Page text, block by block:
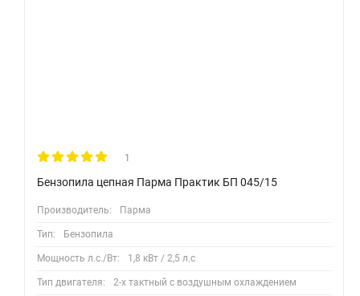
1
Бензопила цепная Парма Практик БП 045/15
Производитель: Парма
Тип: Бензопила
Мощность л.с./Вт: 1,8 кВт / 2,5 л.с
Тип двигателя: 2-х тактный с воздушным охлаждением